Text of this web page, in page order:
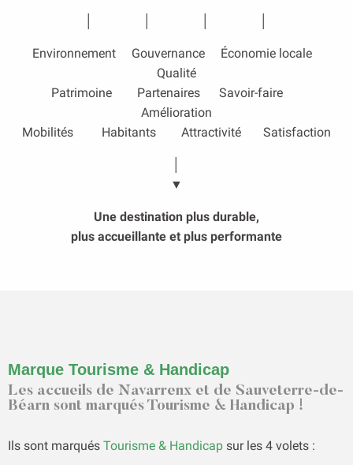
Environnement Gouvernance Économie locale
Qualité
Patrimoine Partenaires Savoir-faire
Amélioration
Mobilités Habitants Attractivité Satisfaction
▼
Une destination plus durable,
plus accueillante et plus performante
Marque Tourisme & Handicap
Les accueils de Navarrenx et de Sauveterre-de-
Béarn sont marqués Tourisme & Handicap !
Ils sont marqués Tourisme & Handicap sur les 4 volets :